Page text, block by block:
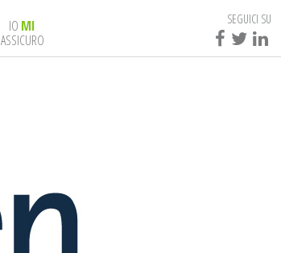
IO MI
ASSICURO
SEGUICI SU